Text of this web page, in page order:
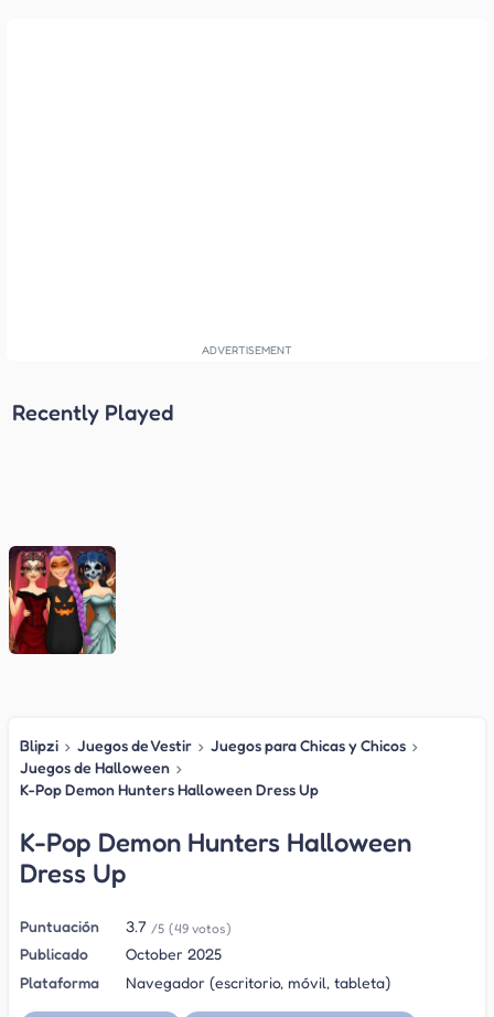
Recently Played
Blipzi › Juegos de Vestir › Juegos para Chicas y Chicos ›
Juegos de Halloween ›
K-Pop Demon Hunters Halloween Dress Up
K-Pop Demon Hunters Halloween
Dress Up
Puntuación 3.7 /5 (49 votos)
Publicado
October 2025
Plataforma
Navegador (escritorio, móvil, tableta)